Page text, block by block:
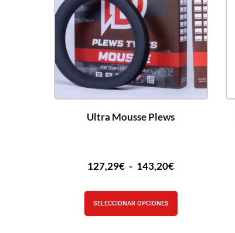
Ultra Mousse Plews
127,29€ - 143,20€
SELECCIONAR OPCIONES